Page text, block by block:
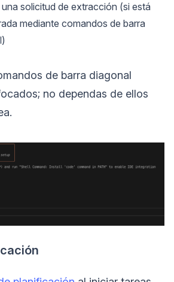
una solicitud de extracción (si está
mediante comandos de barra
de barra diagonal
no dependas de ellos